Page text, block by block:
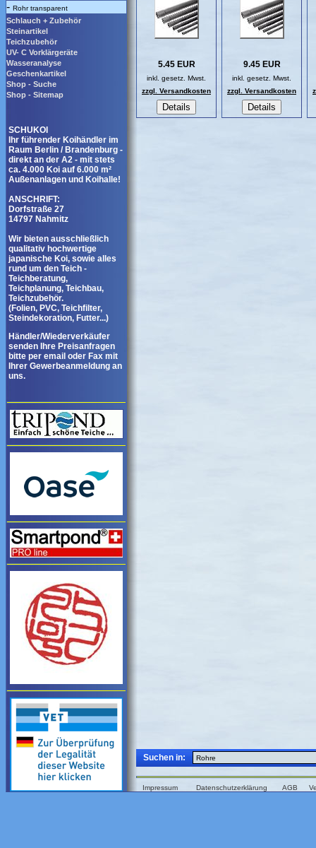
- Rohr transparent
Schlauch + Zubehör
Steinartikel
Teichzubehör
UV- C Vorklärgeräte
Wasseranalyse
Geschenkartikel
Shop - Suche
Shop - Sitemap
SCHUKOI
Ihr führender Koihändler im
Raum Berlin / Brandenburg -
direkt an der A2 - mit stets
ca. 4.000 Koi auf 6.000 m²
Außenanlagen und Koihalle!
ANSCHRIFT:
Dorfstraße 27
14797 Nahmitz
Wir bieten ausschließlich
qualitativ hochwertige
japanische Koi, sowie alles
rund um den Teich -
Teichberatung,
Teichplanung, Teichbau,
Teichzubehör.
(Folien, PVC, Teichfilter,
Steindekoration, Futter...)
Händler/Wiederverkäufer
senden Ihre Preisanfragen
bitte per email oder Fax mit
Ihrer Gewerbeanmeldung an
uns.
5.45 EUR
inkl. gesetz. Mwst.
zzgl. Versandkosten
9.45 EUR
inkl. gesetz. Mwst.
zzgl. Versandkosten
Suchen in:
Impressum Datenschutzerklärung AGB